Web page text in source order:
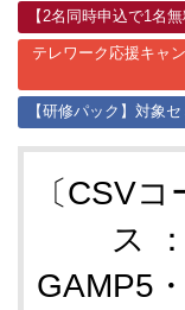
【2名同時申込で1名
テレワーク応援キャ
【研修パック】対象
〔CSV
ス
GAMP5